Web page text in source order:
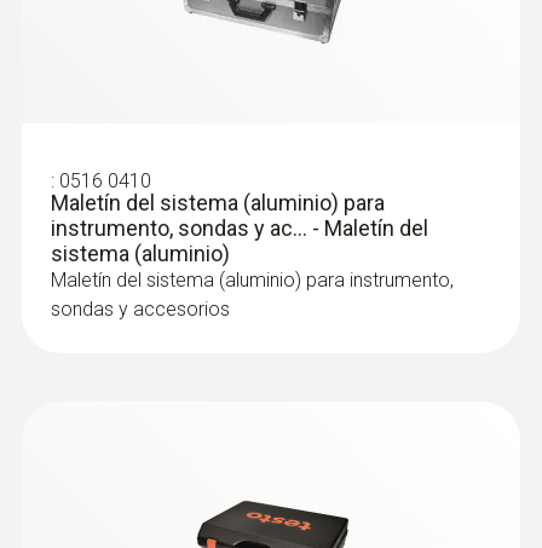
: 0516 0410
Maletín del sistema (aluminio) para
instrumento, sondas y ac... - Maletín del
sistema (aluminio)
Maletín del sistema (aluminio) para instrumento,
sondas y accesorios